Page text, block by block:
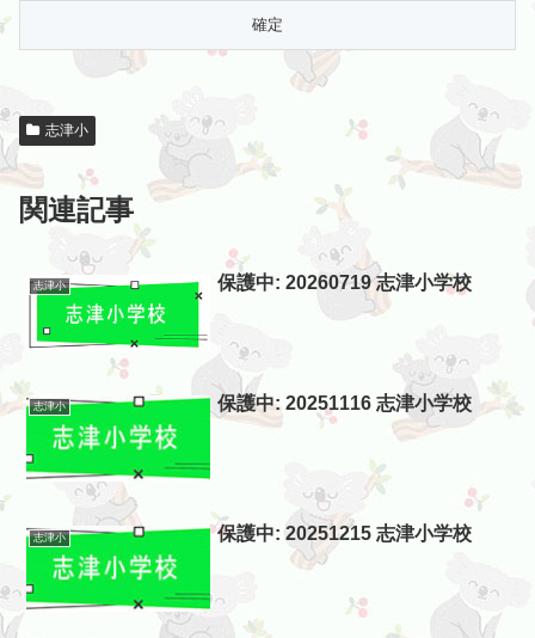
志津小
関連記事
志津小 保護中: 20260719 志津小学校
志津小 保護中: 20251116 志津小学校
志津小 保護中: 20251215 志津小学校